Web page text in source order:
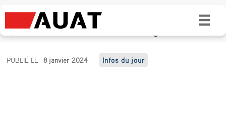
Airbus décroche un double titre de n°1
mondial en 2023 face à Boeing
A
PUBLIÉ LE 8 janvier 2024 Infos du jour